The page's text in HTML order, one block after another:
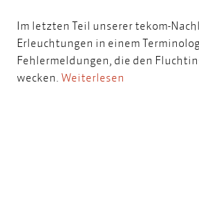
Im letzten Teil unserer tekom-
Erleuchtungen in einem
Fehlermeldungen, die den
wecken. Weiterlesen